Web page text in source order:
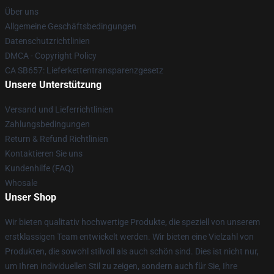
Über uns
Allgemeine Geschäftsbedingungen
Datenschutzrichtlinien
DMCA - Copyright Policy
CA SB657: Lieferkettentransparenzgesetz
Unsere Unterstützung
Versand und Lieferrichtlinien
Zahlungsbedingungen
Return & Refund Richtlinien
Kontaktieren Sie uns
Kundenhilfe (FAQ)
Whosale
Unser Shop
Wir bieten qualitativ hochwertige Produkte, die speziell von unserem
erstklassigen Team entwickelt werden. Wir bieten eine Vielzahl von
Produkten, die sowohl stilvoll als auch schön sind. Dies ist nicht nur,
um Ihren individuellen Stil zu zeigen, sondern auch für Sie, Ihre